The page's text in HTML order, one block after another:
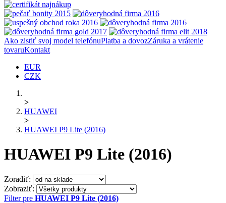
Ako zistiť svoj model telefónuPlatba a dovozZáruka a vrátenie
tovaruKontakt
EUR
CZK
>
HUAWEI
>
HUAWEI P9 Lite (2016)
HUAWEI P9 Lite (2016)
Zoradiť:
Zobraziť:
Filter pre HUAWEI P9 Lite (2016)